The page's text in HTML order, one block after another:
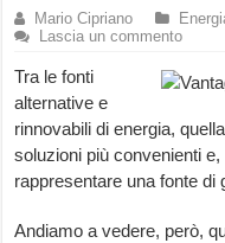
Mario Cipriano
Lascia un commento
Tra le fonti
alternative e
rinnovabili di energia,
soluzioni più convenienti
rappresentare una fonte di
Andiamo a vedere, però,